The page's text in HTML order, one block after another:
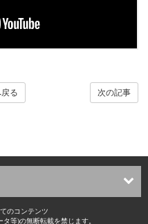
る 次の記事
のコンテンツ
等)の無断転載を禁じます。